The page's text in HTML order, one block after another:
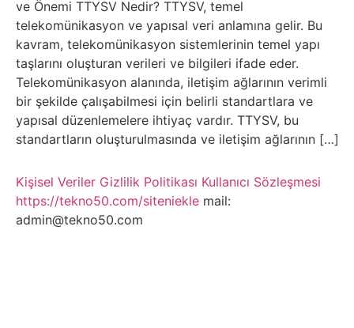
Bilgi
Bilgisayar
Bilim
Bitcoin
Bitkiler
Çizgi
ve Önemi TTYSV Nedir? TTYSV, temel
telekomünikasyon ve yapısal veri anlamına gelir. Bu
kavram, telekomünikasyon sistemlerinin temel yapı
taşlarını oluşturan verileri ve bilgileri ifade eder.
Telekomünikasyon alanında, iletişim ağlarının verimli
bir şekilde çalışabilmesi için belirli standartlara ve
yapısal düzenlemelere ihtiyaç vardır. TTYSV, bu
standartların oluşturulmasında ve iletişim ağlarının […]
Kişisel Veriler Gizlilik Politikası Kullanıcı Sözleşmesi
https://tekno50.com/siteniekle mail:
admin@tekno50.com